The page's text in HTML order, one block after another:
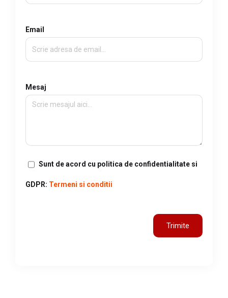
Email
Mesaj
Sunt de acord cu politica de confidentialitate si
GDPR: Termeni si conditii